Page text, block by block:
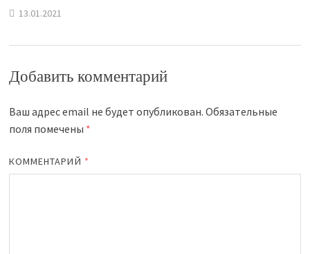
13.01.2021
Добавить комментарий
Ваш адрес email не будет опубликован. Обязательные
поля помечены *
КОММЕНТАРИЙ *